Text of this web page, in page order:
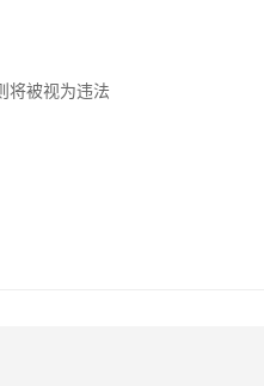
将被视为违法